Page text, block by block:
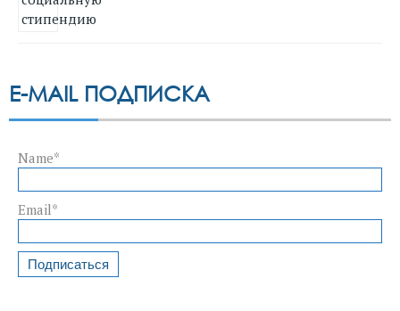
E-MAIL ПОДПИСКА
Name*
Email*